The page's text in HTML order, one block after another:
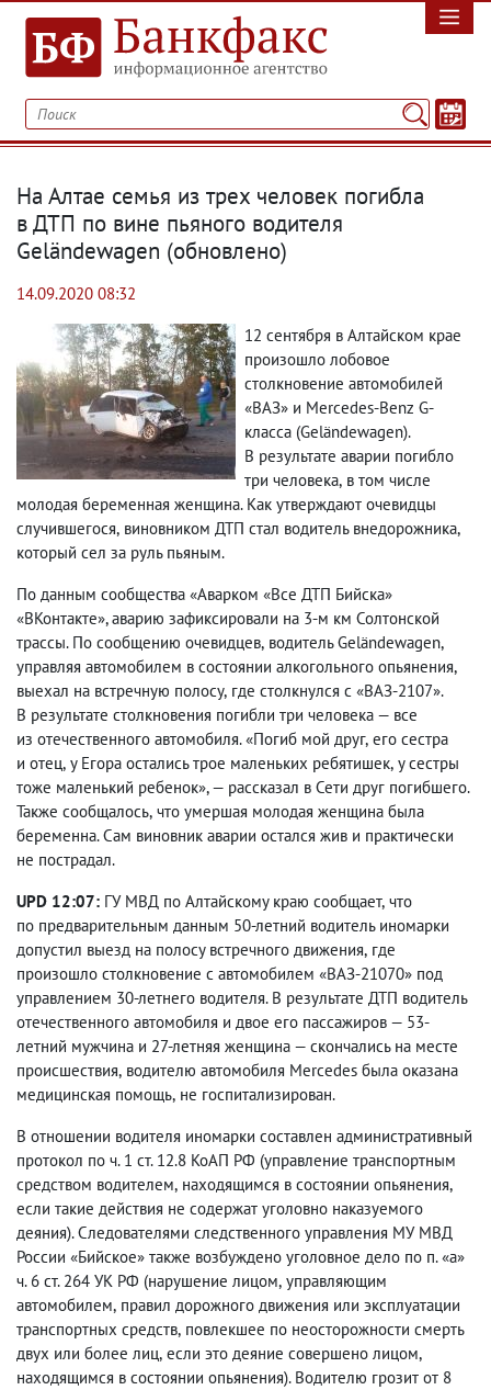
На Алтае семья из трех человек погибла
в ДТП по вине пьяного водителя
Geländewagen (обновлено)
14.09.2020 08:32
12 сентября в Алтайском крае
произошло лобовое
столкновение автомобилей
«ВАЗ» и Mercedes-Benz G-
класса (Geländewagen).
В результате аварии погибло
три человека, в том числе
молодая беременная женщина. Как утверждают очевидцы
случившегося, виновником ДТП стал водитель внедорожника,
который сел за руль пьяным.
По данным сообщества «Аварком «Все ДТП Бийска»
«ВКонтакте», аварию зафиксировали на 3-м км Солтонской
трассы. По сообщению очевидцев, водитель Geländewagen,
управляя автомобилем в состоянии алкогольного опьянения,
выехал на встречную полосу, где столкнулся с «ВАЗ-2107».
В результате столкновения погибли три человека — все
из отечественного автомобиля. «Погиб мой друг, его сестра
и отец, у Егора остались трое маленьких ребятишек, у сестры
тоже маленький ребенок», — рассказал в Сети друг погибшего.
Также сообщалось, что умершая молодая женщина была
беременна. Сам виновник аварии остался жив и практически
не пострадал.
UPD 12:07: ГУ МВД по Алтайскому краю сообщает, что
по предварительным данным 50-летний водитель иномарки
допустил выезд на полосу встречного движения, где
произошло столкновение с автомобилем «ВАЗ-21070» под
управлением 30-летнего водителя. В результате ДТП водитель
отечественного автомобиля и двое его пассажиров — 53-
летний мужчина и 27-летняя женщина — скончались на месте
происшествия, водителю автомобиля Mercedes была оказана
медицинская помощь, не госпитализирован.
В отношении водителя иномарки составлен административный
протокол по ч. 1 ст. 12.8 КоАП РФ (управление транспортным
средством водителем, находящимся в состоянии опьянения,
если такие действия не содержат уголовно наказуемого
деяния). Следователями следственного управления МУ МВД
России «Бийское» также возбуждено уголовное дело по п. «а»
ч. 6 ст. 264 УК РФ (нарушение лицом, управляющим
автомобилем, правил дорожного движения или эксплуатации
транспортных средств, повлекшее по неосторожности смерть
двух или более лиц, если это деяние совершено лицом,
находящимся в состоянии опьянения). Водителю грозит от 8